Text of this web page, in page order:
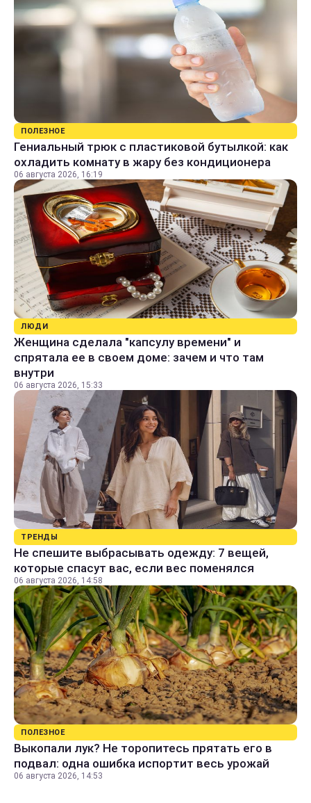
ПОЛЕЗНОЕ
Гениальный трюк с пластиковой бутылкой: как
охладить комнату в жару без кондиционера
06 августа 2026, 16:19
ЛЮДИ
Женщина сделала "капсулу времени" и
спрятала ее в своем доме: зачем и что там
внутри
06 августа 2026, 15:33
ТРЕНДЫ
Не спешите выбрасывать одежду: 7 вещей,
которые спасут вас, если вес поменялся
06 августа 2026, 14:58
ПОЛЕЗНОЕ
Выкопали лук? Не торопитесь прятать его в
подвал: одна ошибка испортит весь урожай
06 августа 2026, 14:53